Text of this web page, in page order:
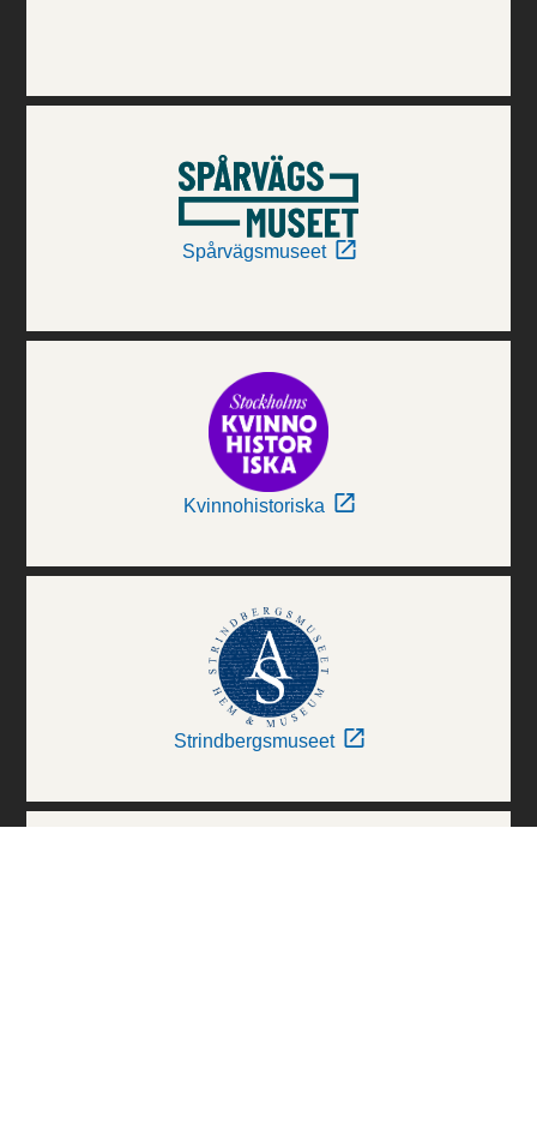
Spårvägsmuseet
Kvinnohistoriska
Strindbergsmuseet